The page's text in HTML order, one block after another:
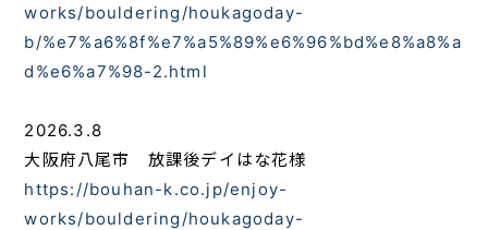
works/bouldering/houkagoday-
b/%e7%a6%8f%e7%a5%89%e6%96%bd%e8%a8%a
d%e6%a7%98-2.html
2026.3.8
大阪府八尾市 放課後デイはな花様
https://bouhan-k.co.jp/enjoy-
works/bouldering/houkagoday-